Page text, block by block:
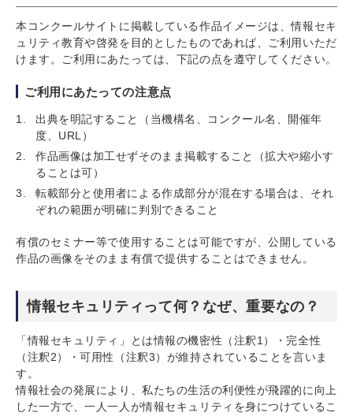
本コンクールサイトに掲載している作品イメージは、情報セキ
ュリティ教育や啓発を目的としたものであれば、ご利用いただ
けます。ご利用にあたっては、下記の点を遵守してください。
ご利用にあたっての注意点
出典を明記すること（当機構名、コンクール名、開催年
度、URL）
作品画像は加工せずそのまま掲載すること（拡大や縮小す
ることは可）
転載部分と使用者による作成部分が混在する場合は、それ
ぞれの範囲が明確に判別できること
有償のセミナー等で使用することは可能ですが、公開している
作品の画像をそのまま有償で提供することはできません。
情報セキュリティって何？なぜ、重要なの？
「情報セキュリティ」とは情報の機密性（注釈1）・完全性
（注釈2）・可用性（注釈3）が維持されていることを言いま
す。
情報社会の発展により、私たちの生活の利便性が飛躍的に向上
した一方で、一人一人が情報セキュリティを身につけているこ